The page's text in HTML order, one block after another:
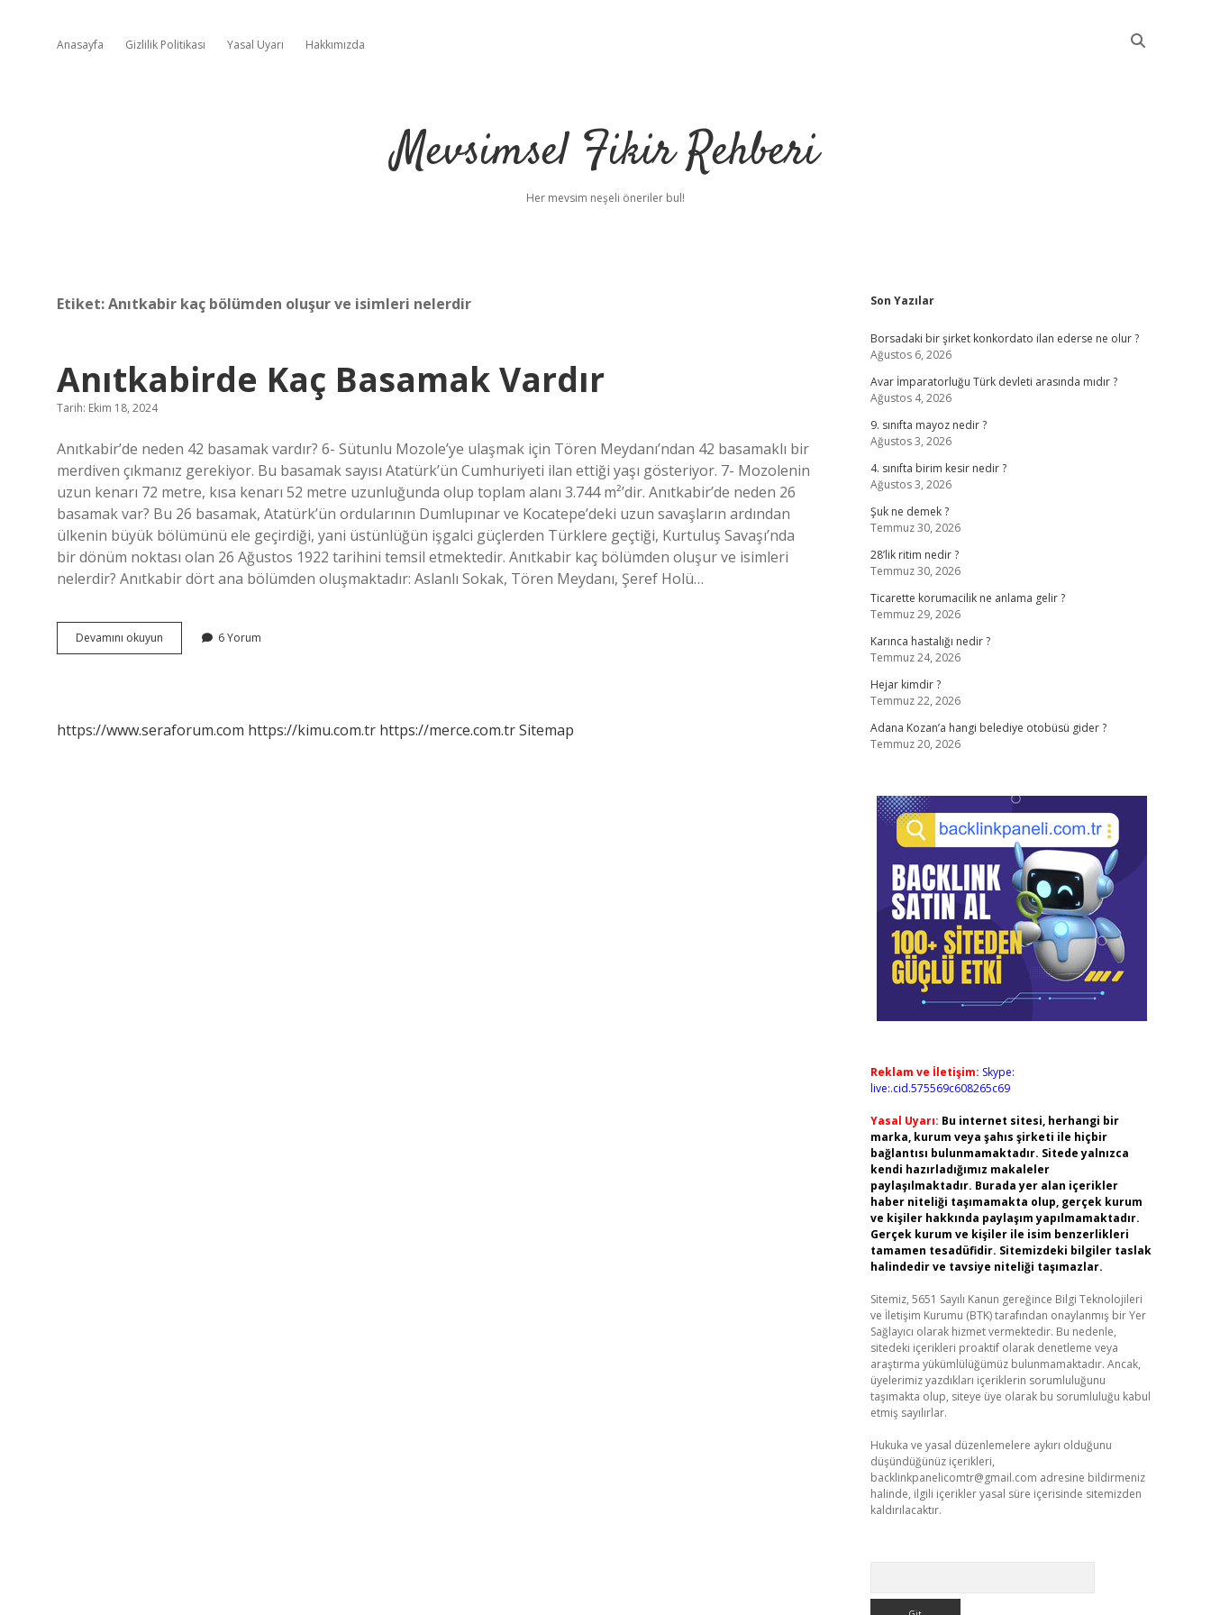
Anasayfa Gizlilik Politikası Yasal Uyarı Hakkımızda
Mevsimsel Fikir Rehberi
Her mevsim neşeli öneriler bul!
Etiket:Anıtkabir kaç bölümden oluşur ve isimleri nelerdir
Anıtkabirde Kaç Basamak Vardır
Tarih: Ekim 18, 2024
Anıtkabir’de neden 42 basamak vardır? 6- Sütunlu Mozole’ye ulaşmak için Tören Meydanı’ndan 42 basamaklı bir
merdiven çıkmanız gerekiyor. Bu basamak sayısı Atatürk’ün Cumhuriyeti ilan ettiği yaşı gösteriyor. 7- Mozolenin
uzun kenarı 72 metre, kısa kenarı 52 metre uzunluğunda olup toplam alanı 3.744 m²’dir. Anıtkabir’de neden 26
basamak var? Bu 26 basamak, Atatürk’ün ordularının Dumlupınar ve Kocatepe’deki uzun savaşların ardından
ülkenin büyük bölümünü ele geçirdiği, yani üstünlüğün işgalci güçlerden Türklere geçtiği, Kurtuluş Savaşı’nda
bir dönüm noktası olan 26 Ağustos 1922 tarihini temsil etmektedir. Anıtkabir kaç bölümden oluşur ve isimleri
nelerdir? Anıtkabir dört ana bölümden oluşmaktadır: Aslanlı Sokak, Tören Meydanı, Şeref Holü…
Devamını okuyun Anıtkabirde
Kaç
6 Yorum
https://www.seraforum.com https://kimu.com.tr https://merce.com.trSitemap
Sidebar
Son Yazılar
Borsadaki bir şirket konkordato ilan ederse ne olur ?
Ağustos 6, 2026
Avar İmparatorluğu Türk devleti arasında mıdır ?
Ağustos 4, 2026
9. sınıfta mayoz nedir ?
Ağustos 3, 2026
4. sınıfta birim kesir nedir ?
Ağustos 3, 2026
Şuk ne demek ?
Temmuz 30, 2026
28’lik ritim nedir ?
Temmuz 30, 2026
Ticarette korumacilik ne anlama gelir ?
Temmuz 29, 2026
Karınca hastalığı nedir ?
Temmuz 24, 2026
Hejar kimdir ?
Temmuz 22, 2026
Adana Kozan’a hangi belediye otobüsü gider ?
Temmuz 20, 2026
Reklam ve İletişim: Skype:
live:.cid.575569c608265c69
Yasal Uyarı: Bu internet sitesi, herhangi bir
marka, kurum veya şahıs şirketi ile hiçbir
bağlantısı bulunmamaktadır. Sitede yalnızca
kendi hazırladığımız makaleler
paylaşılmaktadır. Burada yer alan içerikler
haber niteliği taşımamakta olup, gerçek kurum
ve kişiler hakkında paylaşım yapılmamaktadır.
Gerçek kurum ve kişiler ile isim benzerlikleri
tamamen tesadüfidir. Sitemizdeki bilgiler taslak
halindedir ve tavsiye niteliği taşımazlar.
Sitemiz, 5651 Sayılı Kanun gereğince Bilgi Teknolojileri
ve İletişim Kurumu (BTK) tarafından onaylanmış bir Yer
Sağlayıcı olarak hizmet vermektedir. Bu nedenle,
sitedeki içerikleri proaktif olarak denetleme veya
araştırma yükümlülüğümüz bulunmamaktadır. Ancak,
üyelerimiz yazdıkları içeriklerin sorumluluğunu
taşımakta olup, siteye üye olarak bu sorumluluğu kabul
etmiş sayılırlar.
Hukuka ve yasal düzenlemelere aykırı olduğunu
düşündüğünüz içerikleri,
backlinkpanelicomtr@gmail.com adresine bildirmeniz
halinde, ilgili içerikler yasal süre içerisinde sitemizden
kaldırılacaktır.